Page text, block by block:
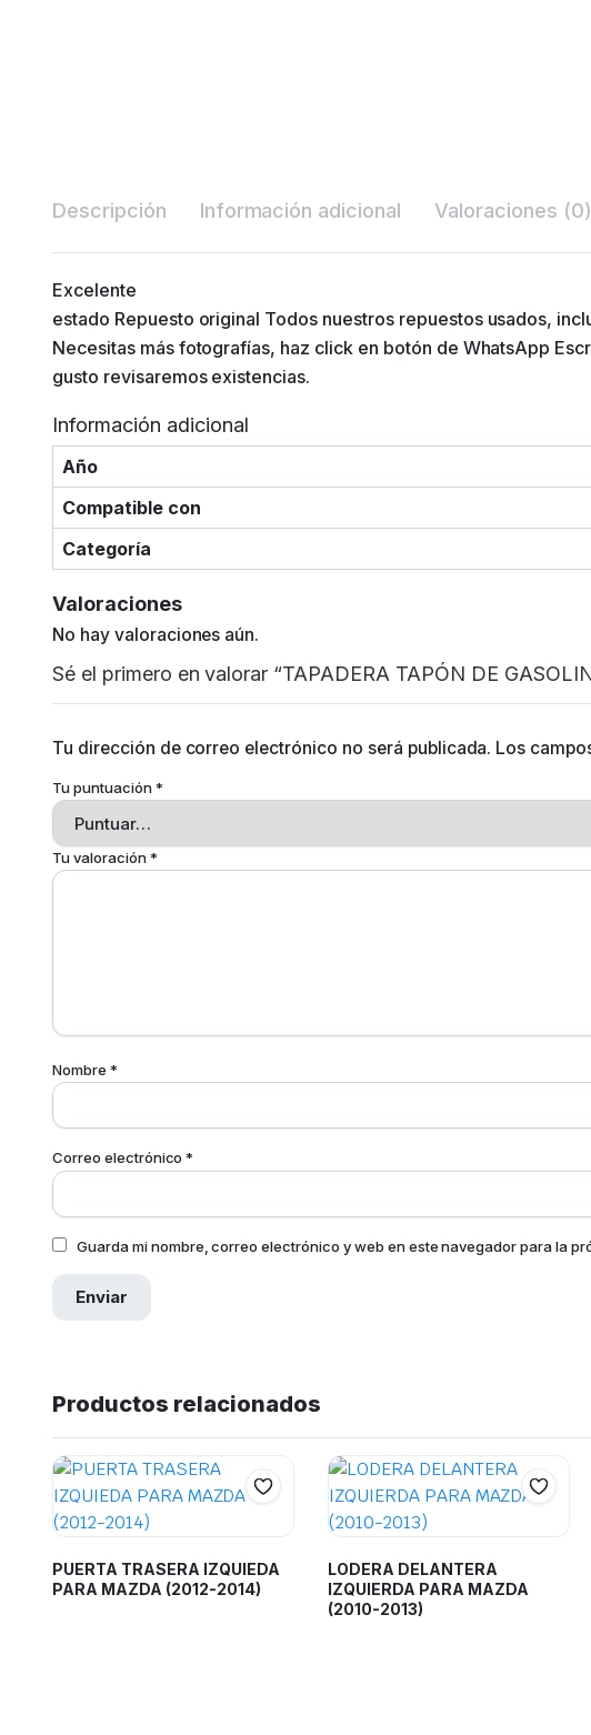
Descripción Información adicional Valoraciones (0)
Excelente
estado Repuesto original Todos nuestros repuestos usados,
Necesitas más fotografías, haz click en botón de WhatsApp
gusto revisaremos existencias.
Información adicional
Año
Compatible con
Categoría
Valoraciones
No hay valoraciones aún.
Sé el primero en valorar “TAPADERA TAPÓN DE
Tu dirección de correo electrónico no será publicada. Los
Tu puntuación*
Tu valoración*
Nombre *
Correo electrónico*
Guarda mi nombre, correo electrónico y web en este navegador para la
Productos relacionados
PUERTA TRASERA IZQUIEDA
PARA MAZDA (2012-2014)
LODERA DELANTERA
IZQUIERDA PARA MAZDA
(2010-2013)